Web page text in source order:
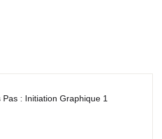
Pas : Initiation Graphique 1